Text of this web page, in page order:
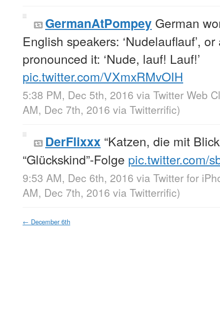
GermanAtPompey German
English speakers: ‘Nudelauflauf’,
pronounced it: ‘Nude, lauf! Lauf!’
pic.twitter.com/VXmxRMvOIH
5:38 PM, Dec 5th, 2016 via Twitter Web
AM, Dec 7th, 2016 via Twitterrific)
DerFlixxx “Katzen, die mit
“Glückskind”-Folge pic.twitter.com/
9:53 AM, Dec 6th, 2016 via Twitter for
AM, Dec 7th, 2016 via Twitterrific)
← December 6th